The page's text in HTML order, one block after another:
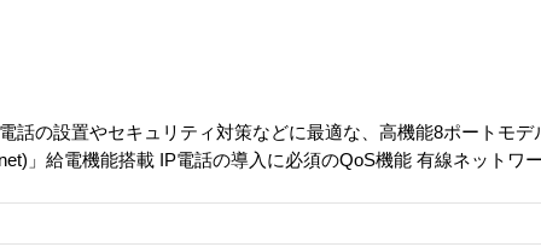
話の設置やセキュリティ対策などに最適な、高機能8ポートモデ
」給電機能搭載 IP電話の導入に必須のQoS機能 有線ネットワ